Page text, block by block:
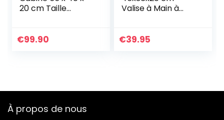
20 cm Taille
Valise Rigide en
55x40x20cm
€99.90
Valise à Main à
Cabine Valise
€39.95
À propos de nous